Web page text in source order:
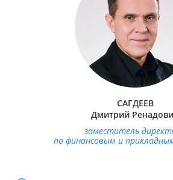
САГДЕЕВ
Дмитрий
заместитель
по финансовым и